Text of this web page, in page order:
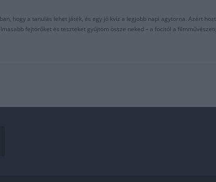
hogy a tanulás lehet játék, és egy jó kvíz a legjobb napi agytorna. Azért
fejtörőket és teszteket gyűjtöm össze neked – a focitól a